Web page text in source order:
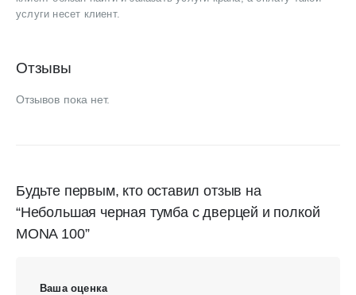
услуги несет клиент.
Отзывы
Отзывов пока нет.
Будьте первым, кто оставил отзыв на
“Небольшая черная тумба с дверцей и полкой
MONA 100”
Ваша оценка